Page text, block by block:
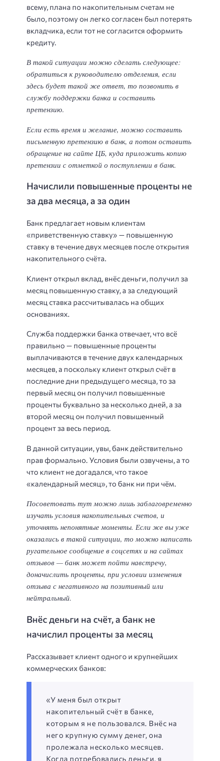
всему, плана по накопительным счетам не
было, поэтому он легко согласен был потерять
вкладчика, если тот не согласится оформить
кредиту.
В такой ситуации можно сделать следующее:
обратиться к руководителю отделения, если
здесь будет такой же ответ, то позвонить в
службу поддержки банка и составить
претензию.
Если есть время и желание, можно составить
письменную претензию в банк, а потом оставить
обращение на сайте ЦБ, куда приложить копию
претензии с отметкой о поступлении в банк.
Начислили повышенные проценты не
за два месяца, а за один
Банк предлагает новым клиентам
«приветственную ставку» — повышенную
ставку в течение двух месяцев после открытия
накопительного счёта.
Клиент открыл вклад, внёс деньги, получил за
месяц повышенную ставку, а за следующий
месяц ставка рассчитывалась на общих
основаниях.
Служба поддержки банка отвечает, что всё
правильно — повышенные проценты
выплачиваются в течение двух календарных
месяцев, а поскольку клиент открыл счёт в
последние дни предыдущего месяца, то за
первый месяц он получил повышенные
проценты буквально за несколько дней, а за
второй месяц он получил повышенный
процент за весь период.
В данной ситуации, увы, банк действительно
прав формально. Условия были озвучены, а то
что клиент не догадался, что такое
«календарный месяц», то банк ни при чём.
Посоветовать тут можно лишь заблаговременно
изучать условия накопительных счетов, и
уточнять непонятные моменты. Если же вы уже
оказались в такой ситуации, то можно написать
ругательное сообщение в соцсетях и на сайтах
отзывов — банк может пойти навстречу,
доначислить проценты, при условии изменения
отзыва с негативного на позитивный или
нейтральный.
Внёс деньги на счёт, а банк не
начислил проценты за месяц
Рассказывает клиент одного и крупнейших
коммерческих банков:
«У меня был открыт
накопительный счёт в банке,
которым я не пользовался. Внёс на
него крупную сумму денег, она
пролежала несколько месяцев.
Когда потребовались деньги, я